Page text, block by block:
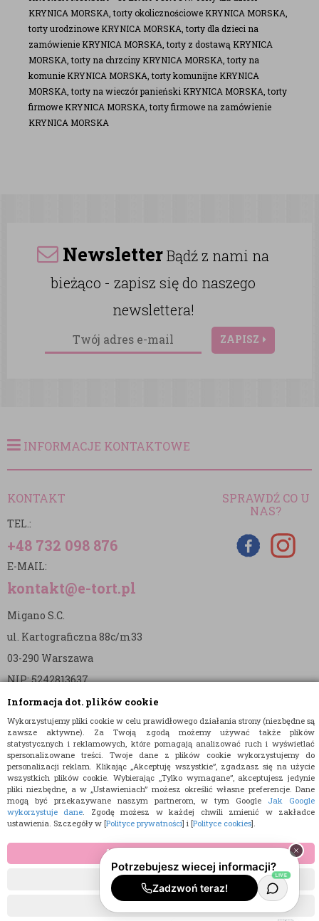
Informacja dot. plików cookie
Wykorzystujemy pliki cookie w celu prawidłowego działania strony (niezbędne są
zawsze aktywne). Za Twoją zgodą możemy używać także plików
statystycznych i reklamowych, które pomagają analizować ruch i wyświetlać
spersonalizowane treści. Twoje dane z plików cookie wykorzystujemy do
personalizacji reklam. Klikając „Akceptuję wszystkie”, zgadzasz się na użycie
wszystkich plików cookie. Wybierając „Tylko wymagane”, akceptujesz jedynie
pliki niezbędne, a w „Ustawieniach” możesz określić własne preferencje. Dane
mogą być przekazywane naszym partnerom, w tym Google Jak Google
wykorzystuje dane. Zgodę możesz w każdej chwili zmienić w zakładce
ustawienia. Szczegóły w [Polityce prywatności] i [Polityce cookies].
AKCEPTUJĘ WSZYSTKIE
TYLKO WYMAGANE
KRYNICA MORSKA, torty okolicznościowe KRYNICA MORSKA,
torty urodzinowe KRYNICA MORSKA, torty dla dzieci na
zamówienie KRYNICA MORSKA, torty z dostawą KRYNICA
MORSKA, torty na chrzciny KRYNICA MORSKA, torty na
komunie KRYNICA MORSKA, torty komunijne KRYNICA
MORSKA, torty na wieczór panieński KRYNICA MORSKA, torty
firmowe KRYNICA MORSKA, torty firmowe na zamówienie
KRYNICA MORSKA
NewsletterBądź z nami na
bieżąco - zapisz się do naszego
newslettera!
ZAPISZ
INFORMACJE KONTAKTOWE
KONTAKT
TEL.:
+48 732 098 876
E-MAIL:
kontakt@e-tort.pl
Migano S.C.
ul. Kartograficzna 88c/m33
03-290 Warszawa
NIP: 5242813637
REGON: 365874905
Nr konta (mBank):
36 1140 2004 0000 3902 8144 2737
SPRAWDŹ CO U
NAS?
PROJEKT I OPROGRAMOWANIE SKLEPU: